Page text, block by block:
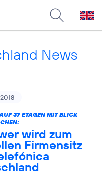
News
37 ETAGEN MIT BLICK
wird zum
Firmensitz